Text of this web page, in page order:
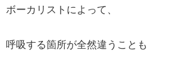
ボーカリストによって、
呼吸する箇所が全然違うことも